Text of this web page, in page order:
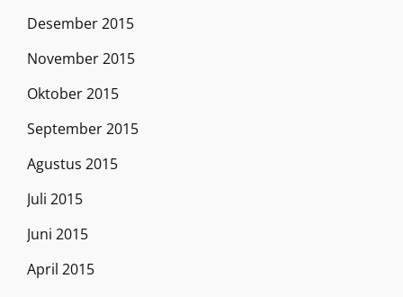
Desember 2015
November 2015
Oktober 2015
September 2015
Agustus 2015
Juli 2015
Juni 2015
April 2015